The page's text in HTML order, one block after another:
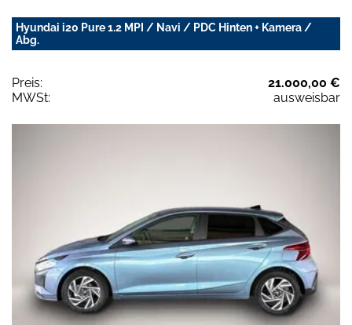
Hyundai i20 Pure 1.2 MPI / Navi / PDC Hinten + Kamera /
Abg.
Preis:
21.000,00 €
MWSt:
ausweisbar